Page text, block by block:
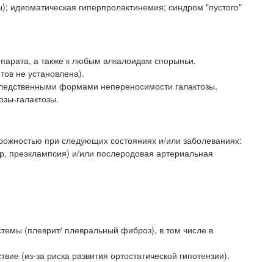
гиперпролактинемия; синдром "пустого"
а также к любым алкалоидам спорыньи.
не установлена).
формами непереносимости галактозы,
галактозы.
при следующих состояниях и/или заболеваниях:
и/или послеродовая артериальная
(плеврит/ плевральный фиброз), в том числе в
(из-за риска развития ортостатической гипотензии).